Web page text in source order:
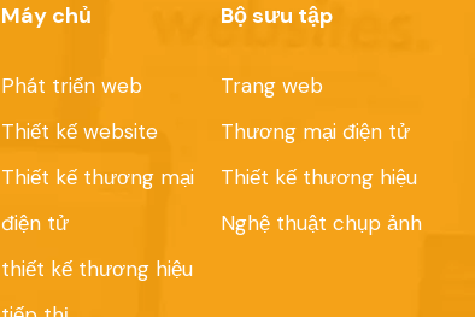
Máy chủ
Phát triển web
Thiết kế website
Thiết kế thương mại
điện tử
thiết kế thương hiệu
Bộ sưu tập
Trang web
Thương mại điện tử
Thiết kế thương hiệu
Nghệ thuật chụp ảnh